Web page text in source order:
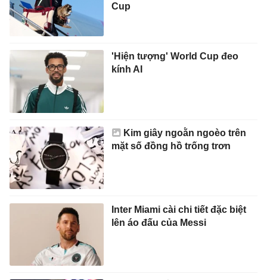
Cup
'Hiện tượng' World Cup đeo
kính AI
Kim giây ngoằn ngoèo trên
mặt số đồng hồ trống trơn
Inter Miami cài chi tiết đặc biệt
lên áo đấu của Messi